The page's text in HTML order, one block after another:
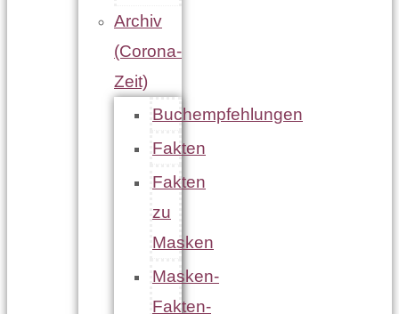
Archiv
(Corona-
Zeit)
Buchempfehlungen
Fakten
Fakten
zu
Masken
Masken-
Fakten-